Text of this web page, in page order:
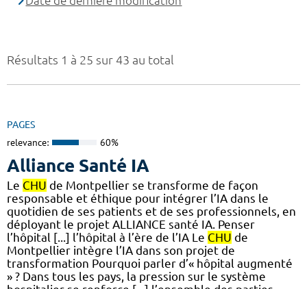
Résultats 1 à 25 sur 43 au total
PAGES
relevance: 60%
Alliance Santé IA
Le CHU de Montpellier se transforme de façon
responsable et éthique pour intégrer l’IA dans le
quotidien de ses patients et de ses professionnels, en
déployant le projet ALLIANCE santé IA. Penser
l’hôpital [...] l’hôpital à l’ère de l’IA Le CHU de
Montpellier intègre l’IA dans son projet de
transformation Pourquoi parler d’« hôpital augmenté
» ? Dans tous les pays, la pression sur le système